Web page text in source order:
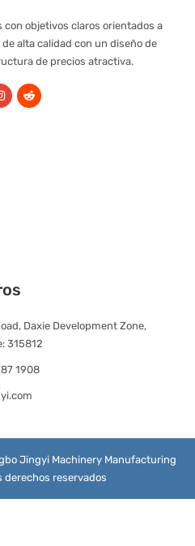
con objetivos claros orientados a
alta calidad con un diseño de
de precios atractiva.
Daxie Development Zone,
315812
1908
Jingyi Machinery Manufacturing
derechos reservados